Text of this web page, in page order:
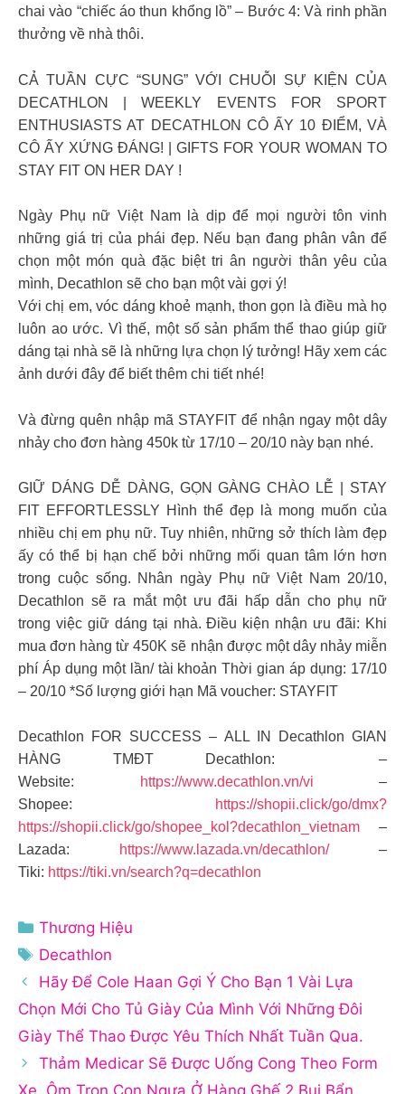
chai vào “chiếc áo thun khổng lồ” – Bước 4: Và rinh phần
thưởng về nhà thôi.
CẢ TUẦN CỰC “SUNG” VỚI CHUỖI SỰ KIỆN CỦA
DECATHLON | WEEKLY EVENTS FOR SPORT
ENTHUSIASTS AT DECATHLON CÔ ẤY 10 ĐIỂM, VÀ
CÔ ẤY XỨNG ĐÁNG! | GIFTS FOR YOUR WOMAN TO
STAY FIT ON HER DAY !
Ngày Phụ nữ Việt Nam là dịp để mọi người tôn vinh
những giá trị của phái đẹp. Nếu bạn đang phân vân để
chọn một món quà đặc biệt tri ân người thân yêu của
mình, Decathlon sẽ cho bạn một vài gợi ý!
Với chị em, vóc dáng khoẻ mạnh, thon gọn là điều mà họ
luôn ao ước. Vì thế, một số sản phẩm thể thao giúp giữ
dáng tại nhà sẽ là những lựa chọn lý tưởng! Hãy xem các
ảnh dưới đây để biết thêm chi tiết nhé!
Và đừng quên nhập mã STAYFIT để nhận ngay một dây
nhảy cho đơn hàng 450k từ 17/10 – 20/10 này bạn nhé.
GIỮ DÁNG DỄ DÀNG, GỌN GÀNG CHÀO LỄ | STAY
FIT EFFORTLESSLY Hình thể đẹp là mong muốn của
nhiều chị em phụ nữ. Tuy nhiên, những sở thích làm đẹp
ấy có thể bị hạn chế bởi những mối quan tâm lớn hơn
trong cuộc sống. Nhân ngày Phụ nữ Việt Nam 20/10,
Decathlon sẽ ra mắt một ưu đãi hấp dẫn cho phụ nữ
trong việc giữ dáng tại nhà. Điều kiện nhận ưu đãi: Khi
mua đơn hàng từ 450K sẽ nhận được một dây nhảy miễn
phí Áp dụng một lần/ tài khoản Thời gian áp dụng: 17/10
– 20/10 *Số lượng giới hạn Mã voucher: STAYFIT
Decathlon FOR SUCCESS – ALL IN Decathlon GIAN
HÀNG TMĐT Decathlon: –
Website:
https://www.decathlon.vn/vi –
Shopee:
https://shopii.click/go/dmx?
https://shopii.click/go/shopee_kol?decathlon_vietnam –
Lazada:
https://www.lazada.vn/decathlon/–
Tiki: https://tiki.vn/search?q=decathlon
Danh
mục
Thương Hiệu
Thẻ
Decathlon
Hãy Để Cole Haan Gợi Ý Cho Bạn 1 Vài Lựa
Chọn Mới Cho Tủ Giày Của Mình Với Những Đôi
Giày Thể Thao Được Yêu Thích Nhất Tuần Qua.
Thảm Medicar Sẽ Được Uống Cong Theo Form